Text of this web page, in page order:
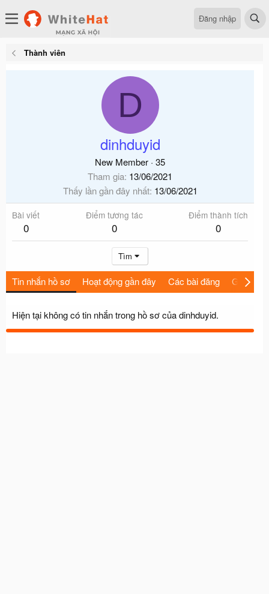
Đăng nhập
Thành viên
D
dinhduyid
New Member · 35
Tham gia 13/06/2021
Thấy lần gần đây nhất 13/06/2021
Bài viết
0
Điểm tương tác
0
Điểm thành tích
0
Tìm
Tin nhắn hồ sơ Hoạt động gần đây Các bài đăng Giới thiệu
Hiện tại không có tin nhắn trong hồ sơ của dinhduyid.